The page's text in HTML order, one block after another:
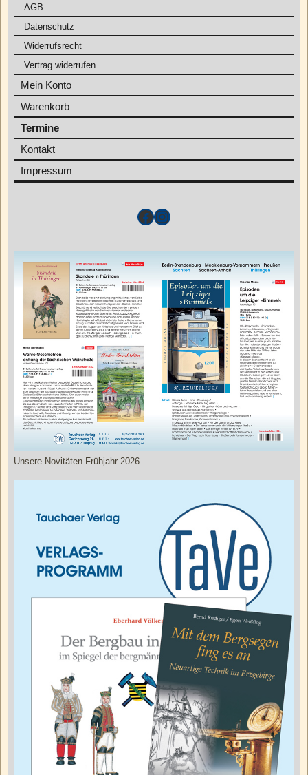
AGB
Datenschutz
Widerrufsrecht
Vertrag widerrufen
Mein Konto
Warenkorb
Termine
Kontakt
Impressum
Unsere Novitäten Frühjahr 2026.